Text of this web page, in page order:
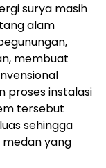
surya masih
alam
membuat
proses instalasi
tersebut
sehingga
yang